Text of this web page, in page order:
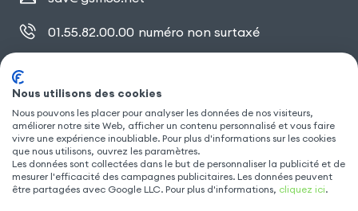
01.55.82.00.00 numéro non surtaxé
SUIVEZ NOUS
Nous utilisons des cookies
Nous pouvons les placer pour analyser les données de nos visiteurs,
améliorer notre site Web, afficher un contenu personnalisé et vous faire
vivre une expérience inoubliable. Pour plus d'informations sur les cookies
que nous utilisons, ouvrez les paramètres.
Les données sont collectées dans le but de personnaliser la publicité et de
mesurer l'efficacité des campagnes publicitaires. Les données peuvent
être partagées avec Google LLC. Pour plus d'informations, cliquez ici.